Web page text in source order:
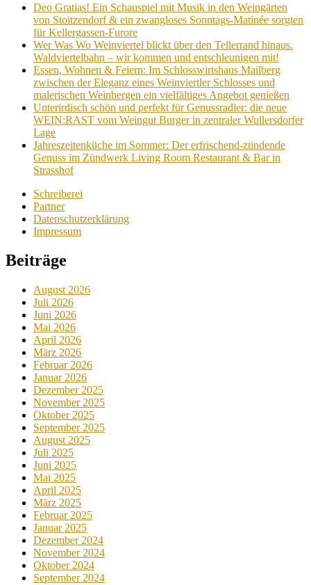
Deo Gratias! Ein Schauspiel mit Musik in den Weingärten
von Stoitzendorf & ein zwangloses Sonntags-Matinée sorgten
für Kellergassen-Furore
Wer Was Wo Weinviertel blickt über den Tellerrand hinaus.
Waldviertelbahn – wir kommen und entschleunigen mit!
Essen, Wohnen & Feiern: Im Schlosswirtshaus Mailberg
zwischen der Eleganz eines Weinviertler Schlosses und
malerischen Weinbergen ein vielfältiges Angebot genießen
Unterirdisch schön und perfekt für Genussradler: die neue
WEIN:RAST vom Weingut Burger in zentraler Wullersdorfer
Lage
Jahreszeitenküche im Sommer: Der erfrischend-zündende
Genuss im Zündwerk Living Room Restaurant & Bar in
Strasshof
Schreiberei
Partner
Datenschutzerklärung
Impressum
Beiträge
August 2026
Juli 2026
Juni 2026
Mai 2026
April 2026
März 2026
Februar 2026
Januar 2026
Dezember 2025
November 2025
Oktober 2025
September 2025
August 2025
Juli 2025
Juni 2025
Mai 2025
April 2025
März 2025
Februar 2025
Januar 2025
Dezember 2024
November 2024
Oktober 2024
September 2024